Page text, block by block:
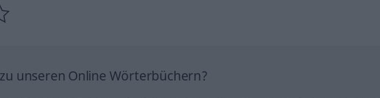
unseren Online Wörterbüchern?